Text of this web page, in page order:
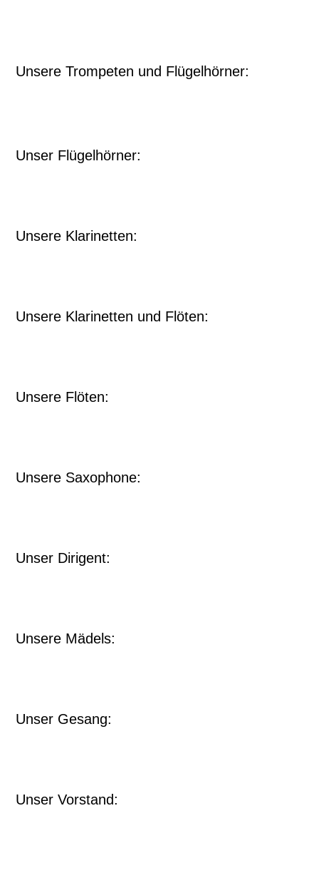
Unsere Trompeten und Flügelhörner:
Unser Flügelhörner:
Unsere Klarinetten:
Unsere Klarinetten und Flöten:
Unsere Flöten:
Unsere Saxophone:
Unser Dirigent:
Unsere Mädels:
Unser Gesang:
Unser Vorstand: